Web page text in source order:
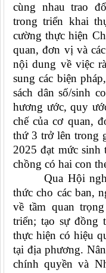
cùng nhau trao
trong triển khai
cường thực hiện
quan, đơn vị và
nội dung về việc
sung các biện
sách dân số/sinh
hương ước, quy
chế của cơ quan,
thứ 3 trở lên trong
2025 đạt mức
chồng có hai con
Qua Hội nghị
thức cho các ban,
về tầm quan
triển; tạo sự đồng
thực hiện có hiệu
tại địa phương.
chính quyền và